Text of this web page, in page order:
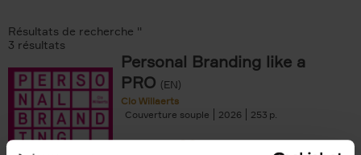
Résultats de recherche ''
3 résultats
Personal Branding like a
PRO (EN)
Clo Willaerts
Couverture souple
2026 253
99